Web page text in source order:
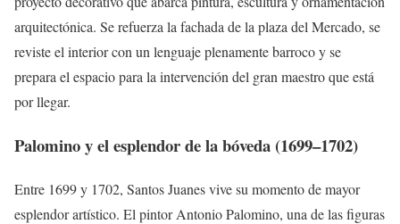
arquitectónica. Se refuerza la fachada de la plaza del Mercado, se
reviste el interior con un lenguaje plenamente barroco y se
prepara el espacio para la intervención del gran maestro que está
por llegar.
Palomino y el esplendor de la bóveda (1699–1702)
Entre 1699 y 1702, Santos Juanes vive su momento de mayor
esplendor artístico. El pintor Antonio Palomino, una de las figuras